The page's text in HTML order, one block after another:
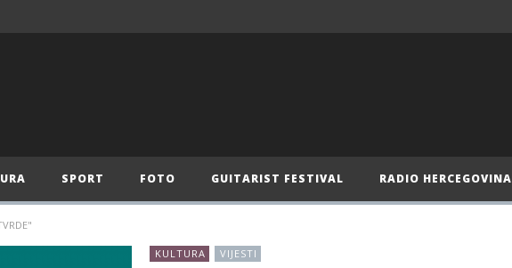
SPORT FOTO GUITARIST FESTIVAL RADIO HERCEGOVINA
KULTURA VIJESTI